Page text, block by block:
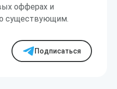
офферах и
существующим.
Подписаться